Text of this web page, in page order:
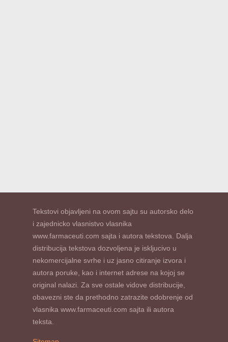
Tekstovi objavljeni na ovom sajtu su autorsko delo
i zajednicko vlasnistvo vlasnika
www.farmaceuti.com sajta i autora tekstova. Dalja
distribucija tekstova dozvoljena je iskljucivo u
nekomercijalne svrhe i uz jasno citiranje izvora i
autora poruke, kao i internet adrese na kojoj se
original nalazi. Za sve ostale vidove distribucije,
obavezni ste da prethodno zatrazite odobrenje od
vlasnika www.farmaceuti.com sajta ili autora
teksta.